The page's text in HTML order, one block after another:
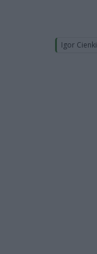
Igor Cienki